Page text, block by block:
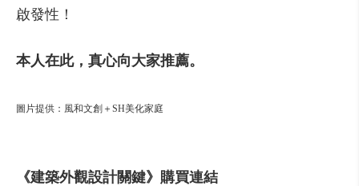
啟發性！
本人在此，真心向大家推薦。
圖片提供：風和文創＋SH美化家庭
《建築外觀設計關鍵》購買連結